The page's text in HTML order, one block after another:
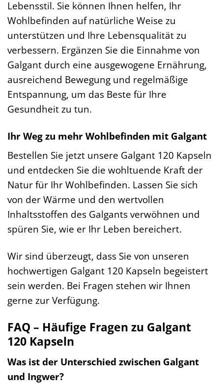
Lebensstil. Sie können Ihnen helfen, Ihr
Wohlbefinden auf natürliche Weise zu
unterstützen und Ihre Lebensqualität zu
verbessern. Ergänzen Sie die Einnahme von
Galgant durch eine ausgewogene Ernährung,
ausreichend Bewegung und regelmäßige
Entspannung, um das Beste für Ihre
Gesundheit zu tun.
Ihr Weg zu mehr Wohlbefinden mit Galgant
Bestellen Sie jetzt unsere Galgant 120 Kapseln
und entdecken Sie die wohltuende Kraft der
Natur für Ihr Wohlbefinden. Lassen Sie sich
von der Wärme und den wertvollen
Inhaltsstoffen des Galgants verwöhnen und
spüren Sie, wie er Ihr Leben bereichert.
Wir sind überzeugt, dass Sie von unseren
hochwertigen Galgant 120 Kapseln begeistert
sein werden. Bei Fragen stehen wir Ihnen
gerne zur Verfügung.
FAQ – Häufige Fragen zu Galgant
120 Kapseln
Was ist der Unterschied zwischen Galgant
und Ingwer?